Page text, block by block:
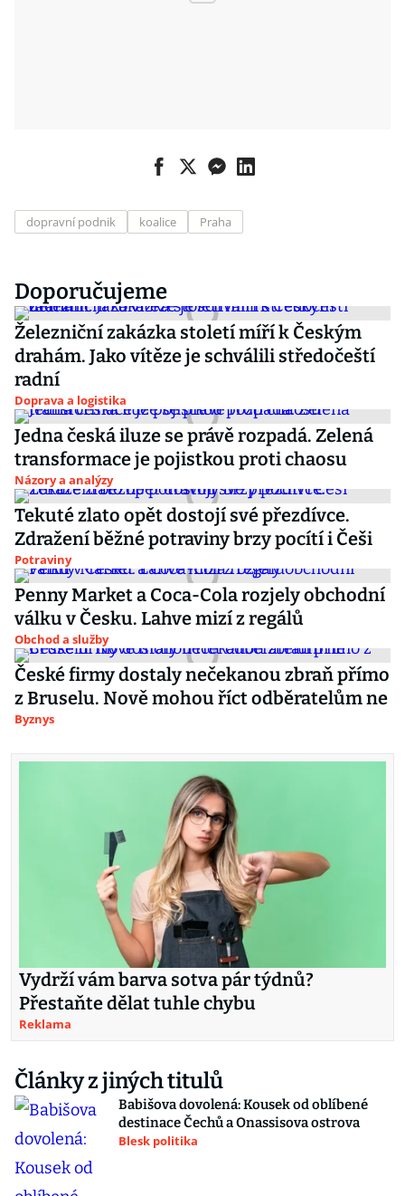
dopravní podnik koalice Praha
Doporučujeme
Železniční zakázka století míří k Českým
drahám. Jako vítěze je schválili středočeští
radní
Doprava a logistika
Jedna česká iluze se právě rozpadá. Zelená
transformace je pojistkou proti chaosu
Názory a analýzy
Tekuté zlato opět dostojí své přezdívce.
Zdražení běžné potraviny brzy pocítí i Češi
Potraviny
Penny Market a Coca-Cola rozjely obchodní
válku v Česku. Lahve mizí z regálů
Obchod a služby
České firmy dostaly nečekanou zbraň přímo
z Bruselu. Nově mohou říct odběratelům ne
Byznys
Vydrží vám barva sotva pár týdnů?
Přestaňte dělat tuhle chybu
Reklama
Články z jiných titulů
Babišova dovolená: Kousek od oblíbené
destinace Čechů a Onassisova ostrova
Blesk politika